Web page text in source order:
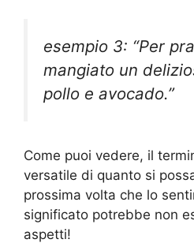
esempio 3: “Per
mangiato un
pollo e avocado.”
Come puoi vedere, il
versatile di quanto si
prossima volta che lo
significato potrebbe non
aspetti!